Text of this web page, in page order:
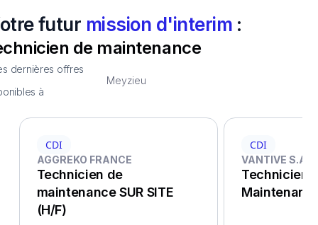
futur mission d'interim :
de maintenance
dernières offres
à
Meyzieu
CDI
AGGREKO FRANCE
Technicien de
maintenance SUR SITE
(H/F)
CDI
VANTIVE
Technicien